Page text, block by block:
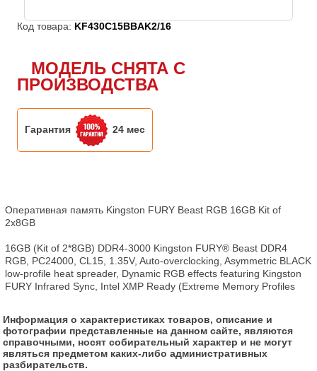
Код товара: KF430C15BBAK2/16
МОДЕЛЬ СНЯТА С
ПРОИЗВОДСТВА
Гарантия 24 мес
Оперативная память Kingston FURY Beast RGB 16GB Kit of
2x8GB
16GB (Kit of 2*8GB) DDR4-3000 Kingston FURY® Beast DDR4
RGB, PC24000, CL15, 1.35V, Auto-overclocking, Asymmetric BLACK
low-profile heat spreader, Dynamic RGB effects featuring Kingston
FURY Infrared Sync, Intel XMP Ready (Extreme Memory Profiles
Информация о характеристиках товаров, описание и
фотографии представленные на данном сайте, являются
справочными, носят собирательный характер и не могут
являться предметом каких-либо административных
разбирательств.